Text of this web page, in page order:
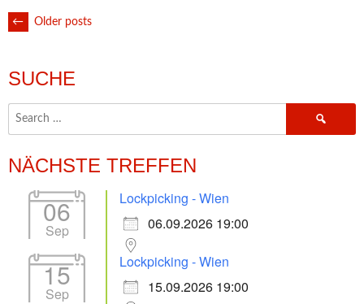
POSTS
NAVIGATION
← Older posts
SUCHE
NÄCHSTE TREFFEN
06
Sep
Lockpicking - Wien
06.09.2026 19:00
15
Sep
Lockpicking - Wien
15.09.2026 19:00